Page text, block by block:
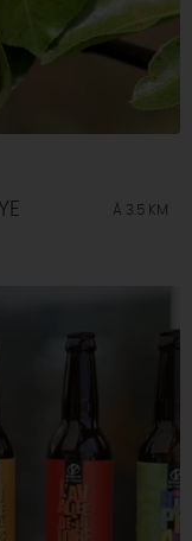
À 3.5 KM